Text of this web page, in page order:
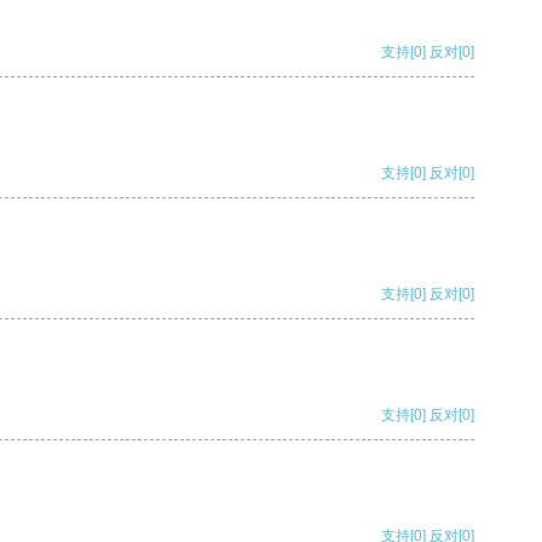
支持[0] 反对[0]
支持[0] 反对[0]
支持[0] 反对[0]
支持[0] 反对[0]
支持[0] 反对[0]